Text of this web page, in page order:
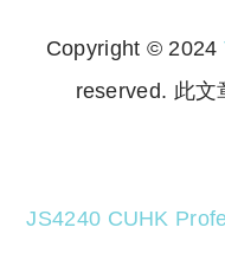
Copyright © 2024
reserved. 此文
JS4240 CUHK